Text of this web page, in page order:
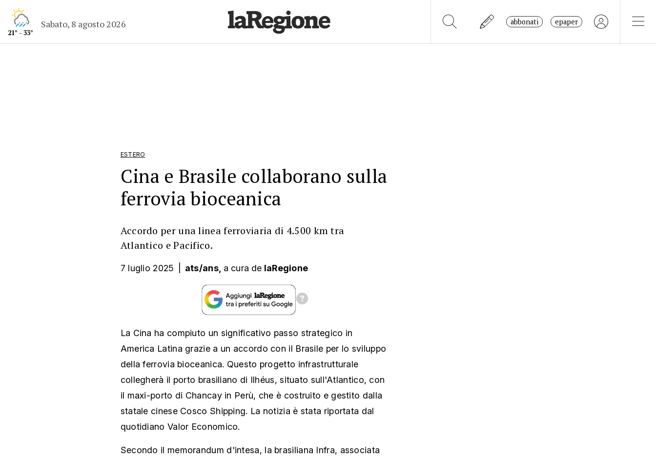
21° - 33°
Sabato, 8 agosto 2026 abbonati epaper
ESTERO
Cina e Brasile collaborano sulla
ferrovia bioceanica
Accordo per una linea ferroviaria di 4.500 km tra
Atlantico e Pacifico.
7 luglio 2025 ats/ans, a cura de laRegione
La Cina ha compiuto un significativo passo strategico in
America Latina grazie a un accordo con il Brasile per lo sviluppo
della ferrovia bioceanica. Questo progetto infrastrutturale
collegherà il porto brasiliano di Ilhéus, situato sull'Atlantico, con
il maxi-porto di Chancay in Perù, che è costruito e gestito dalla
statale cinese Cosco Shipping. La notizia è stata riportata dal
quotidiano Valor Economico.
Secondo il memorandum d'intesa, la brasiliana Infra, associata